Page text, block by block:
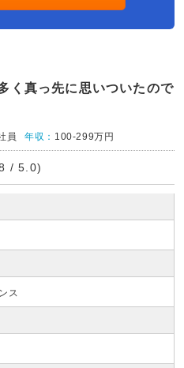
く真っ先に思いついたので
員 年収： 100-299万円
/ 5.0)
ス